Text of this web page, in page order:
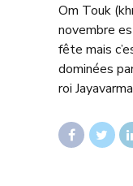
Om Touk
novembre
fête mais
dominées
roi